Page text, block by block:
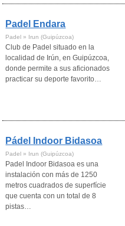
Padel Endara
Padel » Irun (Guipúzcoa)
Club de Padel situado en la
localidad de Irún, en Guipúzcoa,
donde permite a sus aficionados
practicar su deporte favorito…
Pádel Indoor Bidasoa
Padel » Irun (Guipúzcoa)
Padel Indoor Bidasoa es una
instalación con más de 1250
metros cuadrados de superfície
que cuenta con un total de 8
pistas…